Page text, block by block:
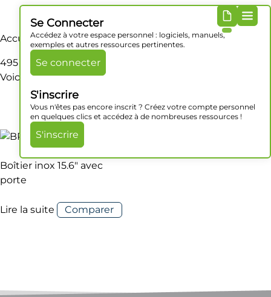
Se Connecter
Accédez à votre espace personnel : logiciels, manuels,
exemples et autres ressources pertinentes.
Se connecter
S'inscrire
Vous n'êtes pas encore inscrit ? Créez votre compte personnel
en quelques clics et accédez à de nombreuses ressources !
S'inscrire
Accueil/ Produit Dimensions / 495 x 435 x 145 mm
495 x 435 x 145 mm
Voici le seul résultat
Boîtier inox 15.6″ avec
porte
Lire la suite Comparer